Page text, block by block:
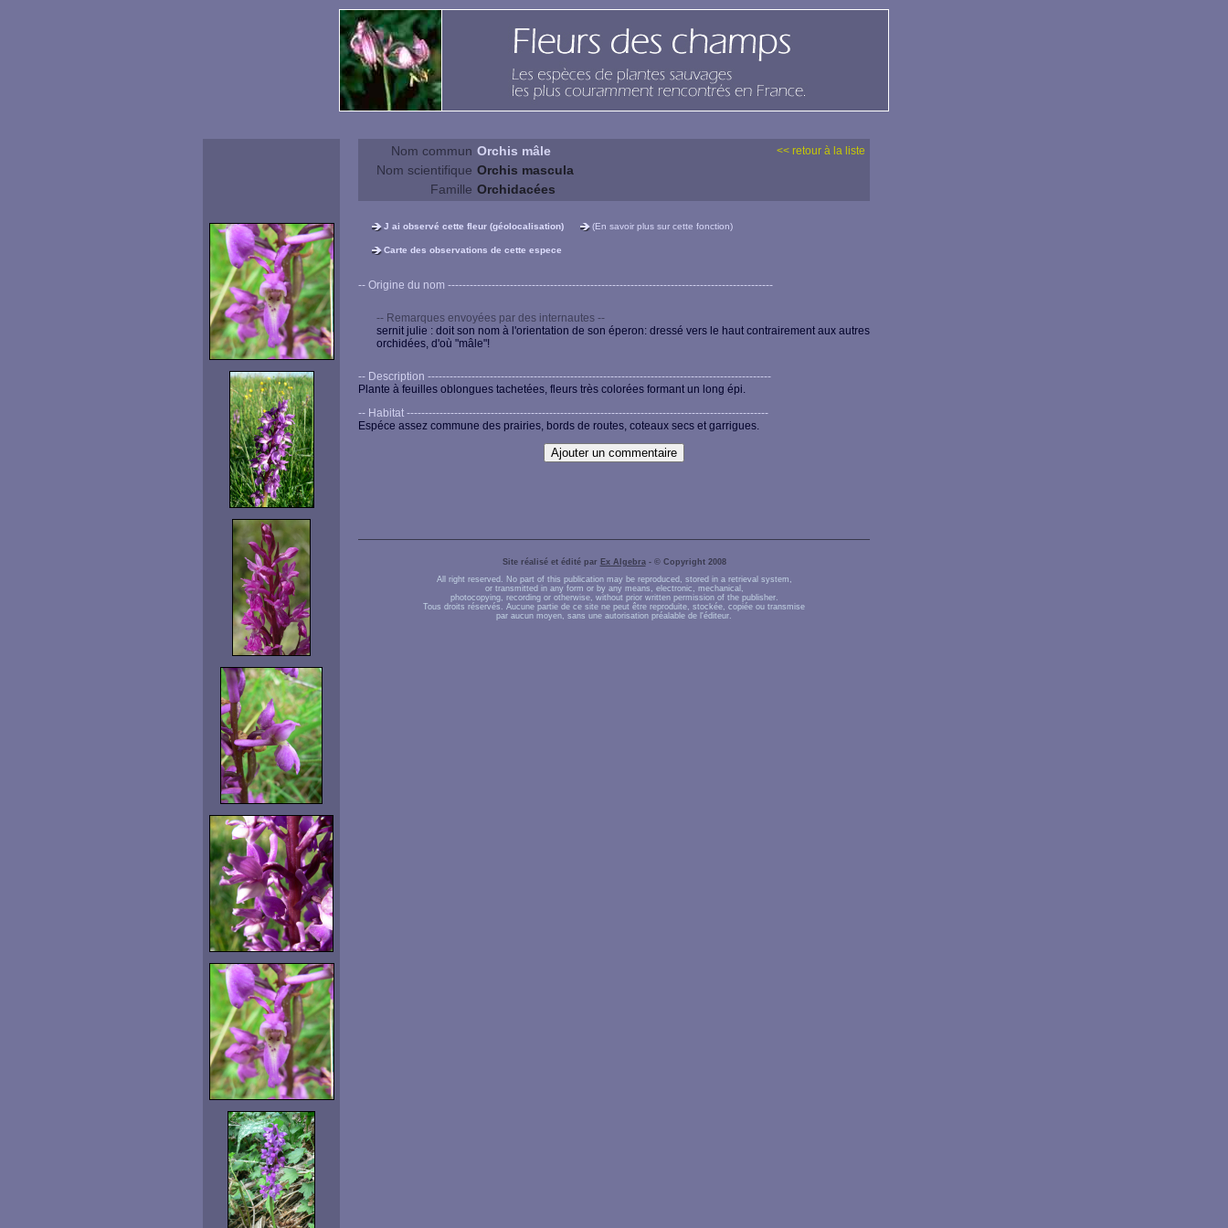
Nom commun Orchis mâle << retour à la liste
Nom scientifique Orchis mascula
Famille Orchidacées
J ai observé cette fleur (géolocalisation) (En savoir plus sur cette fonction)
Carte des observations de cette espece
-- Origine du nom -----------------------------------------------------------------------------------------
-- Remarques envoyées par des internautes --
sernit julie : doit son nom à l'orientation de son éperon: dressé vers le haut contrairement aux autres
orchidées, d'où "mâle"!
-- Description ----------------------------------------------------------------------------------------------
Plante à feuilles oblongues tachetées, fleurs très colorées formant un long épi.
-- Habitat ---------------------------------------------------------------------------------------------------
Espéce assez commune des prairies, bords de routes, coteaux secs et garrigues.
Site réalisé et édité par Ex Algebra- © Copyright 2008
All right reserved. No part of this publication may be reproduced, stored in a retrieval system,
or transmitted in any form or by any means, electronic, mechanical,
photocopying, recording or otherwise, without prior written permission of the publisher.
Tous droits réservés. Aucune partie de ce site ne peut être reproduite, stockée, copiée ou transmise
par aucun moyen, sans une autorisation préalable de l'éditeur.